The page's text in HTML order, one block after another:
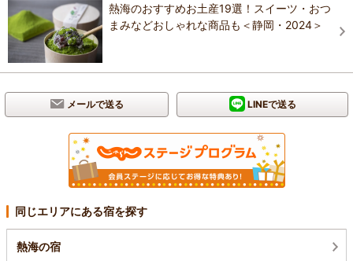
熱海のおすすめお土産19選！スイーツ・おつ
まみなどおしゃれな商品も＜静岡・2024＞
メールで送る LINEで送る
同じエリアにある宿を探す
熱海の宿